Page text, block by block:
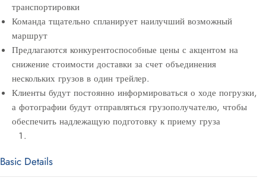
транспортировки
Команда тщательно спланирует наилучший возможный
маршрут
Предлагаются конкурентоспособные цены с акцентом на
снижение стоимости доставки за счет объединения
нескольких грузов в один трейлер.
Клиенты будут постоянно информироваться о ходе погрузки,
а фотографии будут отправляться грузополучателю, чтобы
обеспечить надлежащую подготовку к приему груза
Basic Details